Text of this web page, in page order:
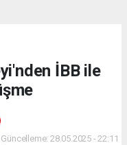
İBB ile
28.05.2025 - 22:11